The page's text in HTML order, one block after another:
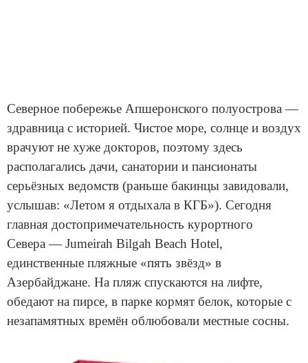
Северное побережье Апшеронского полуострова —
здравница с историей. Чистое море, солнце и воздух
врачуют не хуже докторов, поэтому здесь
располагались дачи, санатории и пансионаты
серьёзных ведомств (раньше бакинцы завидовали,
услышав: «Летом я отдыхала в КГБ»). Сегодня
главная достопримечательность курортного
Севера — Jumeirah Bilgah Beach Hotel,
единственные пляжные «пять звёзд» в
Азербайджане. На пляж спускаются на лифте,
обедают на пирсе, в парке кормят белок, которые с
незапамятных времён облюбовали местные сосны.